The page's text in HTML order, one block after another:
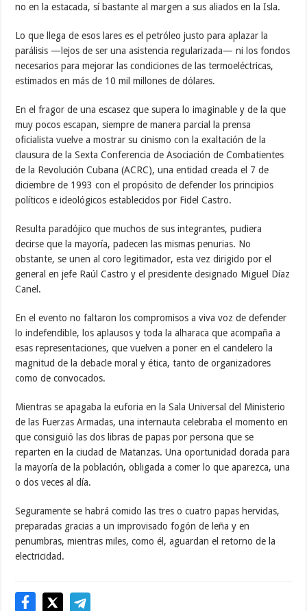
no en la estacada, sí bastante al margen a sus aliados en la Isla.
Lo que llega de esos lares es el petróleo justo para aplazar la
parálisis —lejos de ser una asistencia regularizada— ni los fondos
necesarios para mejorar las condiciones de las termoeléctricas,
estimados en más de 10 mil millones de dólares.
En el fragor de una escasez que supera lo imaginable y de la que
muy pocos escapan, siempre de manera parcial la prensa
oficialista vuelve a mostrar su cinismo con la exaltación de la
clausura de la Sexta Conferencia de Asociación de Combatientes
de la Revolución Cubana (ACRC), una entidad creada el 7 de
diciembre de 1993 con el propósito de defender los principios
políticos e ideológicos establecidos por Fidel Castro.
Resulta paradójico que muchos de sus integrantes, pudiera
decirse que la mayoría, padecen las mismas penurias. No
obstante, se unen al coro legitimador, esta vez dirigido por el
general en jefe Raúl Castro y el presidente designado Miguel Díaz
Canel.
En el evento no faltaron los compromisos a viva voz de defender
lo indefendible, los aplausos y toda la alharaca que acompaña a
esas representaciones, que vuelven a poner en el candelero la
magnitud de la debacle moral y ética, tanto de organizadores
como de convocados.
Mientras se apagaba la euforia en la Sala Universal del Ministerio
de las Fuerzas Armadas, una internauta celebraba el momento en
que consiguió las dos libras de papas por persona que se
reparten en la ciudad de Matanzas. Una oportunidad dorada para
la mayoría de la población, obligada a comer lo que aparezca, una
o dos veces al día.
Seguramente se habrá comido las tres o cuatro papas hervidas,
preparadas gracias a un improvisado fogón de leña y en
penumbras, mientras miles, como él, aguardan el retorno de la
electricidad.